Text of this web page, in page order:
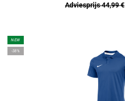
Adviesprijs 44,99 €
NEW
-38%